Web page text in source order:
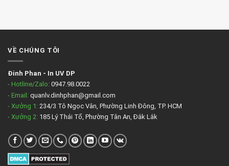
VỀ CHÚNG TÔI
Đinh Phan - In UV DP
- Hotline/Zalo: 0947.98.0022
- Email: quanlv.dinhphan@gmail.com
- Xưởng 1: 234/3 Tô Ngọc Vân, Phường Linh Đông, TP. HCM
- Xưởng 2: 185 Lý Thái Tổ, Phường Tân An, Đắk Lắk